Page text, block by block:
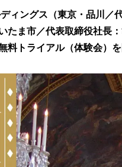
ィングス（東京・品川／
たま市／代表取締役社長
料トライアル（体験会）を